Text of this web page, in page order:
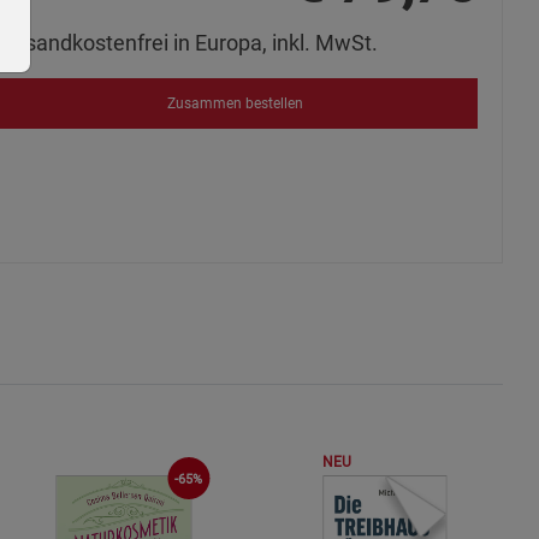
Versandkostenfrei in Europa, inkl. MwSt.
Zusammen bestellen
-65%
NEU